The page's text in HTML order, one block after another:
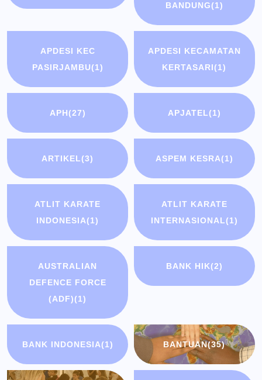
BANDUNG(1)
APDESI KEC
PASIRJAMBU(1)
APDESI KECAMATAN
KERTASARI(1)
APH(27) APJATEL(1)
ARTIKEL(3) ASPEM KESRA(1)
ATLIT KARATE
INDONESIA(1)
ATLIT KARATE
INTERNASIONAL(1)
AUSTRALIAN
DEFENCE FORCE
(ADF)(1)
BANK HIK(2)
BANK INDONESIA(1) BANTUAN(35)